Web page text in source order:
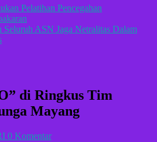
Pelatihan Pencegahan
ASN Jaga Netralitas Dalam
di Ringkus Tim
Mayang
0 Komentar